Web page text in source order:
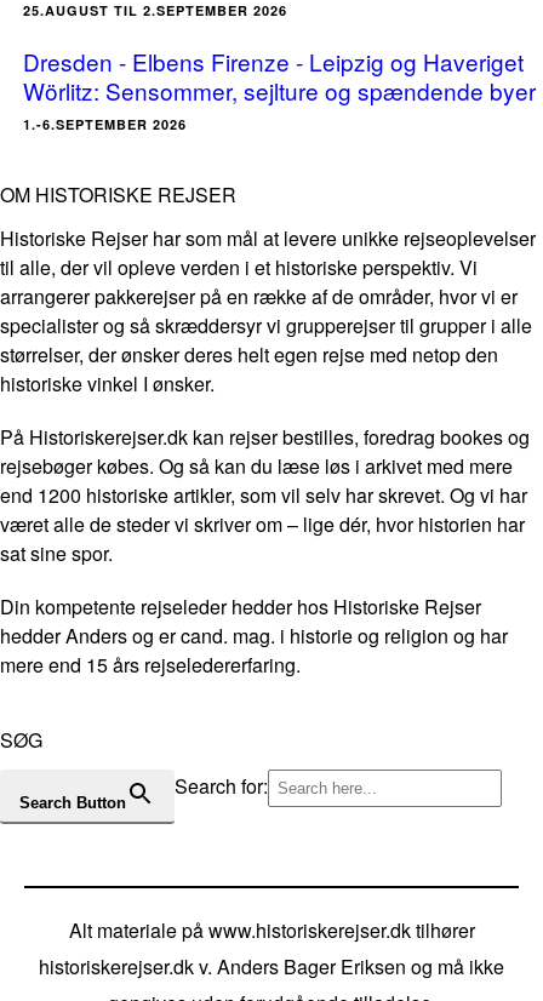
25.AUGUST TIL 2.SEPTEMBER 2026
Dresden - Elbens Firenze - Leipzig og Haveriget
Wörlitz: Sensommer, sejlture og spændende byer
1.-6.SEPTEMBER 2026
OM HISTORISKE REJSER
Historiske Rejser har som mål at levere unikke rejseoplevelser
til alle, der vil opleve verden i et historiske perspektiv. Vi
arrangerer pakkerejser på en række af de områder, hvor vi er
specialister og så skræddersyr vi grupperejser til grupper i alle
størrelser, der ønsker deres helt egen rejse med netop den
historiske vinkel I ønsker.
På Historiskerejser.dk kan rejser bestilles, foredrag bookes og
rejsebøger købes. Og så kan du læse løs i arkivet med mere
end 1200 historiske artikler, som vil selv har skrevet. Og vi har
været alle de steder vi skriver om – lige dér, hvor historien har
sat sine spor.
Din kompetente rejseleder hedder hos Historiske Rejser
hedder Anders og er cand. mag. i historie og religion og har
mere end 15 års rejseledererfaring.
SØG
Search for:
Search Button
Alt materiale på www.historiskerejser.dk tilhører
historiskerejser.dk v. Anders Bager Eriksen og må ikke